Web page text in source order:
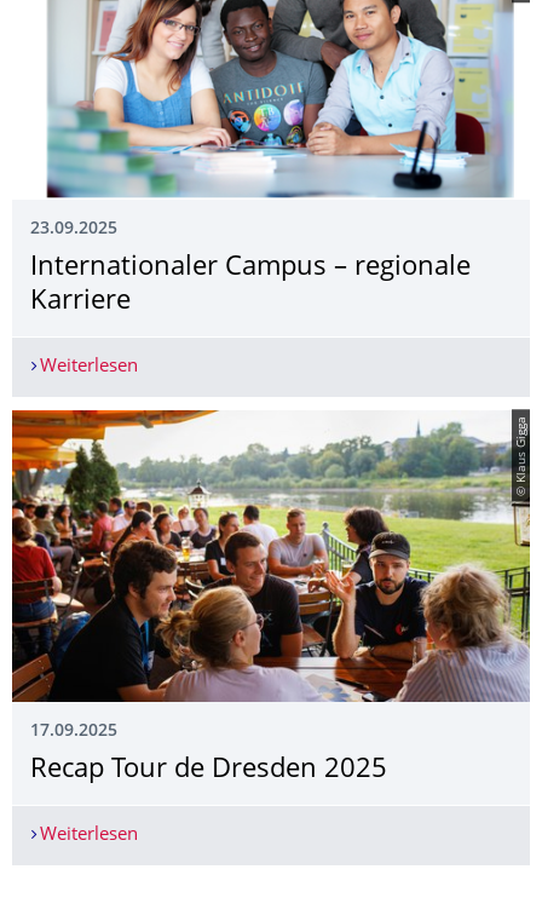
23.09.2025
Internationaler Campus – regionale
Karriere
Weiterlesen
© Klaus Gigga
17.09.2025
Recap Tour de Dresden 2025
Weiterlesen